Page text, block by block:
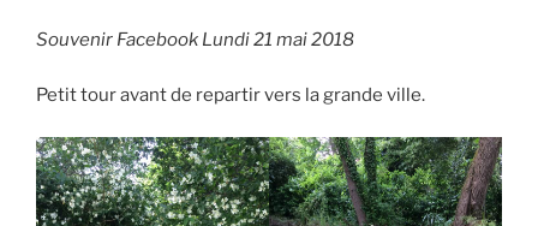
Souvenir Facebook Lundi 21 mai 2018
Petit tour avant de repartir vers la grande ville.